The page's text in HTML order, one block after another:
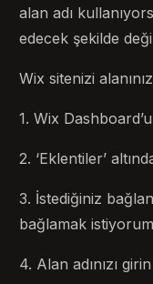
alan adı
edecek şekilde
Wix sitenizi
1. Wix
2. ‘Eklentiler’
3. İstediğiniz
bağlamak istiyorum
4. Alan adınızı